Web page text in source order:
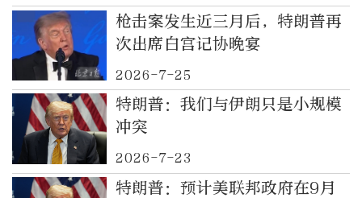
枪击案发生近三月后，特朗普再
次出席白宫记协晚宴
2026-7-25
特朗普：我们与伊朗只是小规模
冲突
2026-7-23
特朗普：预计美联邦政府在9月